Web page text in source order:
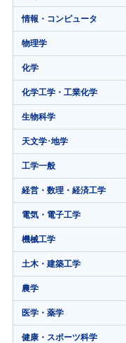
情報・コンピュータ
物理学
化学
化学工学・工業化学
生物科学
天文学･地学
工学一般
経営・数理・経済工学
電気・電子工学
機械工学
土木・建築工学
農学
医学・薬学
健康・スポーツ科学